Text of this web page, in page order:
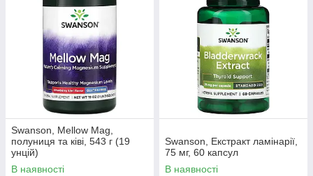
Swanson, Mellow Mag,
полуниця та ківі, 543 г (19
унцій)
В наявності
Swanson, Екстракт ламінарії,
75 мг, 60 капсул
В наявності